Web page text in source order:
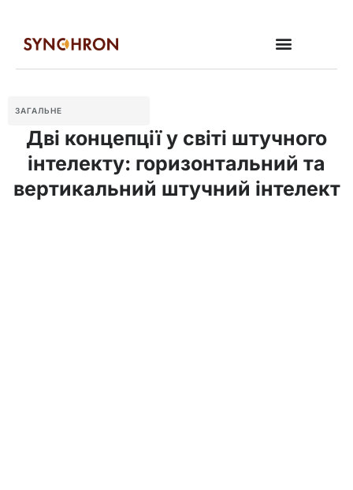
ЗАГАЛЬНЕ
Дві концепції у світі штучного
інтелекту: горизонтальний та
вертикальний штучний інтелект